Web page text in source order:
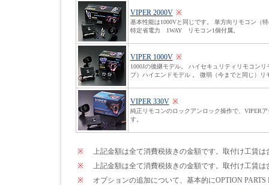
VIPER 2000V ※
基本性能は1000Vと同じです。 単方向リモコン（
特定省電力 1WAY リモコン1個付属。
VIPER 1000V ※
1000Jの後継モデル。 ハイセキュリティリモコン
プ）ハイエンドモデル 。 微弱（今までと同じ）
VIPER 330V ※
純正リモコンのロックアンロック操作で、VIPER
す。
※
上記金額は全て消費税抜きの金額です。取付け工賃は
※
上記金額は全て消費税抜きの金額です。取付け工賃は
※
オプションの追加について、基本的にOPTION